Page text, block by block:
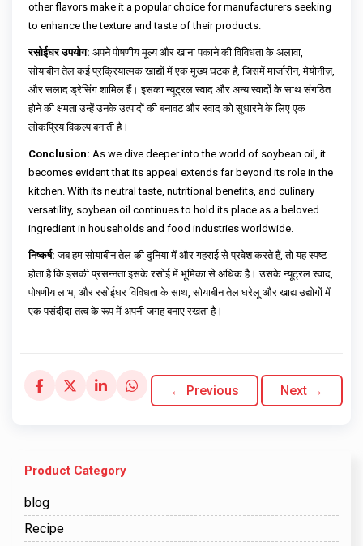
other flavors make it a popular choice for manufacturers seeking
to enhance the texture and taste of their products.
रसोईघर उपयोग: अपने पोषणीय मूल्य और खाना पकाने की विविधता के अलावा,
सोयाबीन तेल कई प्रक्रियात्मक खाद्यों में एक मुख्य घटक है, जिसमें मार्जारीन, मेयोनीज़,
और सलाद ड्रेसिंग शामिल हैं। इसका न्यूट्रल स्वाद और अन्य स्वादों के साथ संगठित
होने की क्षमता उन्हें उनके उत्पादों की बनावट और स्वाद को सुधारने के लिए एक
लोकप्रिय विकल्प बनाती है।
Conclusion: As we dive deeper into the world of soybean oil, it
becomes evident that its appeal extends far beyond its role in the
kitchen. With its neutral taste, nutritional benefits, and culinary
versatility, soybean oil continues to hold its place as a beloved
ingredient in households and food industries worldwide.
निष्कर्ष: जब हम सोयाबीन तेल की दुनिया में और गहराई से प्रवेश करते हैं, तो यह स्पष्ट
होता है कि इसकी प्रसन्नता इसके रसोई में भूमिका से अधिक है। उसके न्यूट्रल स्वाद,
पोषणीय लाभ, और रसोईघर विविधता के साथ, सोयाबीन तेल घरेलू और खाद्य उद्योगों में
एक पसंदीदा तत्व के रूप में अपनी जगह बनाए रखता है।
← Previous Next →
Product Category
blog
Recipe